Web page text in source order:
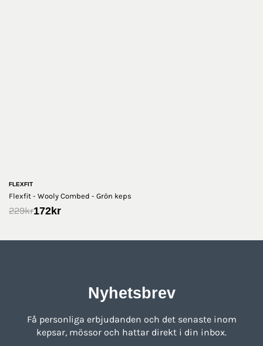
FLEXFIT
Flexfit - Wooly Combed - Grön keps
229kr172kr
Nyhetsbrev
Få personliga erbjudanden och det senaste inom
kepsar, mössor och hattar direkt i din inbox.